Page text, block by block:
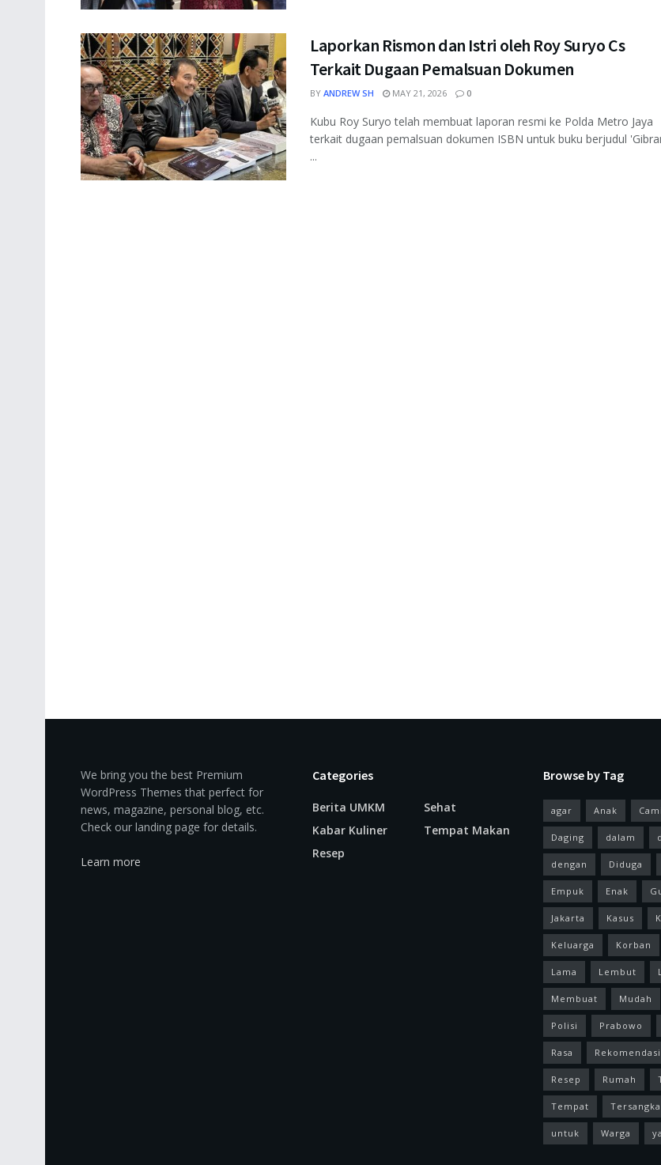
Laporkan Rismon dan Istri oleh Roy Suryo Cs
Terkait Dugaan Pemalsuan Dokumen
BY ANDREW SH MAY 21, 2026 0
Kubu Roy Suryo telah membuat laporan resmi ke Polda Metro Jaya
terkait dugaan pemalsuan dokumen ISBN untuk buku berjudul
...
We bring you the best Premium
WordPress Themes that perfect for
news, magazine, personal blog, etc.
Check our landing page for details.
Learn more
Categories
Berita UMKM
Kabar Kuliner
Resep
Sehat
Tempat Makan
Browse by Tag
agar Anak
Daging dalam
dengan Diduga
Empuk Enak
Jakarta Kasus
Keluarga Korban
Lama Lembut
Membuat Mudah
Polisi Prabowo
Rasa Rekomendasi
Resep Rumah
Tempat Tersangka
untuk Warga